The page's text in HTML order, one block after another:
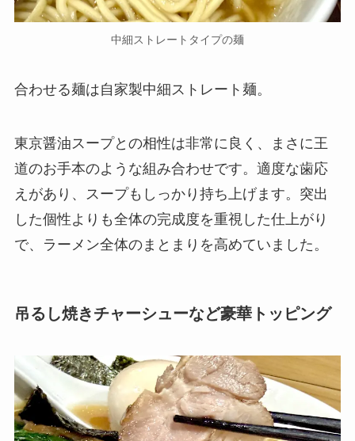
中細ストレートタイプの麺
合わせる麺は自家製中細ストレート麺。
東京醤油スープとの相性は非常に良く、まさに王
道のお手本のような組み合わせです。適度な歯応
えがあり、スープもしっかり持ち上げます。突出
した個性よりも全体の完成度を重視した仕上がり
で、ラーメン全体のまとまりを高めていました。
吊るし焼きチャーシューなど豪華トッピング